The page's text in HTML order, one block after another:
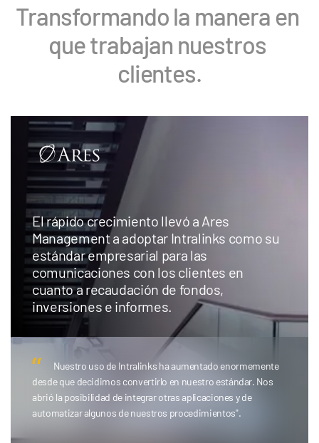
Transformando la manera en
que trabajan nuestros
clientes.
El rápido crecimiento llevó a Ares
Management a adoptar Intralinks como su
estándar empresarial para las
comunicaciones con los clientes en
cuanto a recaudación de fondos,
inversiones e informes.
Nuestro uso de Intralinks ha aumentado enormemente
desde que decidimos convertirlo en nuestro estándar. Nos
abrió la posibilidad de integrar otras aplicaciones y de
automatizar algunos de nuestros procedimientos".